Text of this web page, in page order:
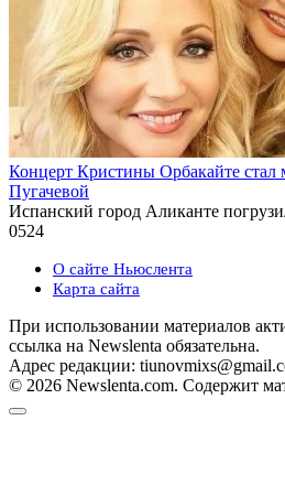
Концерт Кристины Орбакайте стал
Пугачевой
Испанский город Аликанте
0524
О сайте Ньюслента
Карта сайта
При использовании материалов
ссылка на Newslenta обязательна.
Адрес редакции:
© 2026 Newslenta.com. Содержит